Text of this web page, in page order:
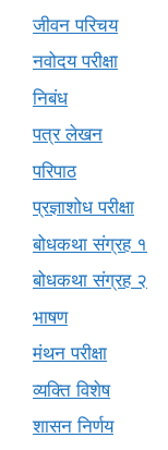
जीवन परिचय
नवोदय परीक्षा
निबंध
पत्र लेखन
परिपाठ
प्रज्ञाशोध परीक्षा
बोधकथा संग्रह १
बोधकथा संग्रह २
भाषण
मंथन परीक्षा
व्यक्ति विशेष
शासन निर्णय